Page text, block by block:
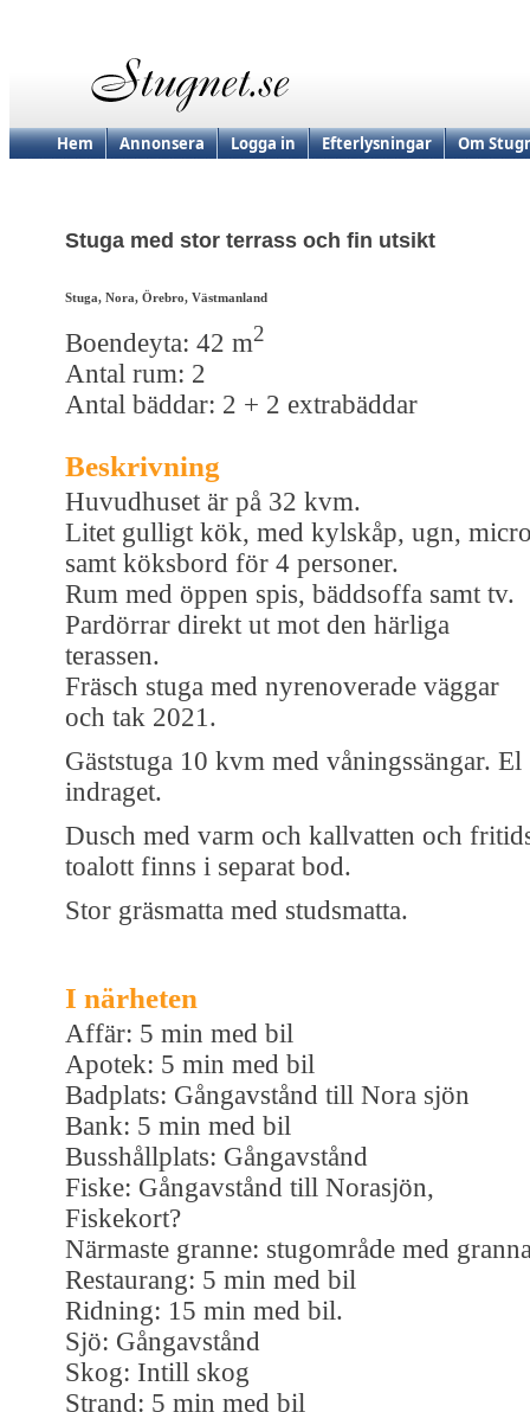
Hem Annonsera Logga in Efterlysningar Om
Stuga med stor terrass och fin utsikt
Stuga, Nora, Örebro, Västmanland
Boendeyta: 42 m2
Antal rum: 2
Antal bäddar: 2 + 2 extrabäddar
Beskrivning
Huvudhuset är på 32 kvm.
Litet gulligt kök, med kylskåp, ugn,
samt köksbord för 4 personer.
Rum med öppen spis, bäddsoffa samt tv.
Pardörrar direkt ut mot den härliga
terassen.
Fräsch stuga med nyrenoverade väggar
och tak 2021.
Gäststuga 10 kvm med våningssängar. El
indraget.
Dusch med varm och kallvatten och
toalott finns i separat bod.
Stor gräsmatta med studsmatta.
I närheten
Affär: 5 min med bil
Apotek: 5 min med bil
Badplats: Gångavstånd till Nora sjön
Bank: 5 min med bil
Busshållplats: Gångavstånd
Fiske: Gångavstånd till Norasjön,
Fiskekort?
Närmaste granne: stugområde med
Restaurang: 5 min med bil
Ridning: 15 min med bil.
Sjö: Gångavstånd
Skog: Intill skog
Strand: 5 min med bil